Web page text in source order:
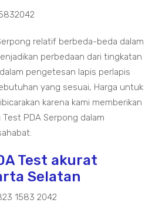
relatif berbeda-beda dalam
perbedaan dari tingkatan
pengetesan lapis perlapis
yang sesuai, Harga untuk
karena kami memberikan
PDA Serpong dalam
Test akurat
Selatan
1583 2042